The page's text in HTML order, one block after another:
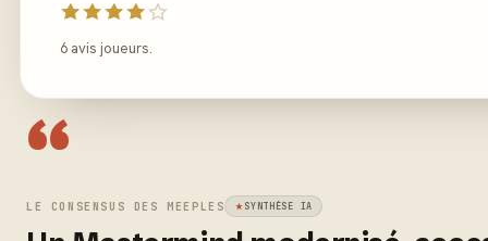
6 avis joueurs.
“
LE CONSENSUS DES MEEPLES SYNTHÈSE IA